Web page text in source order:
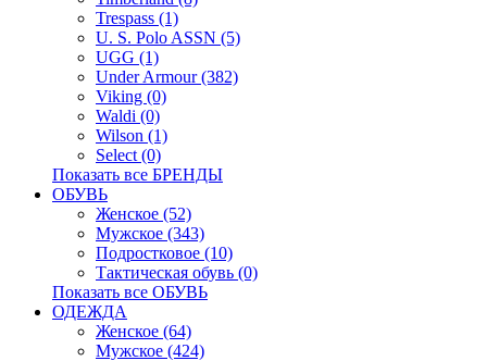
Trespass (1)
U. S. Polo ASSN (5)
UGG (1)
Under Armour (382)
Viking (0)
Waldi (0)
Wilson (1)
Select (0)
Показать все БРЕНДЫ
ОБУВЬ
Женское (52)
Мужское (343)
Подростковое (10)
Тактическая обувь (0)
Показать все ОБУВЬ
ОДЕЖДА
Женское (64)
Мужское (424)